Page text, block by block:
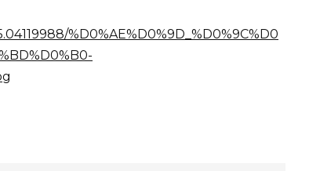
%D0%AE%D0%9D_%D0%9C%D0